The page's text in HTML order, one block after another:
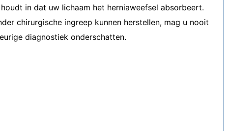
in dat uw lichaam het herniaweefsel absorbeert.
chirurgische ingreep kunnen herstellen, mag u nooit
diagnostiek onderschatten.